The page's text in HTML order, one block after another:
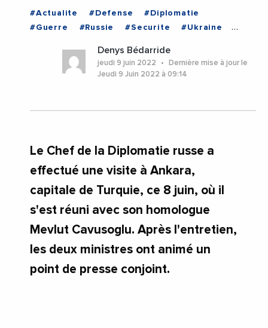
#Actualite #Defense
#Diplomatie
#Guerre
#Russie #Securite
#Ukraine
Denys Bédarride
jeudi 9 juin 2022
Dernière mise à jour le
Jeudi 9 Juin 2022 à 09:14
Le Chef de la Diplomatie russe a
effectué une visite à Ankara,
capitale de Turquie, ce 8 juin, où il
s'est réuni avec son homologue
Mevlut Cavusoglu. Après l'entretien,
les deux ministres ont animé un
point de presse conjoint.